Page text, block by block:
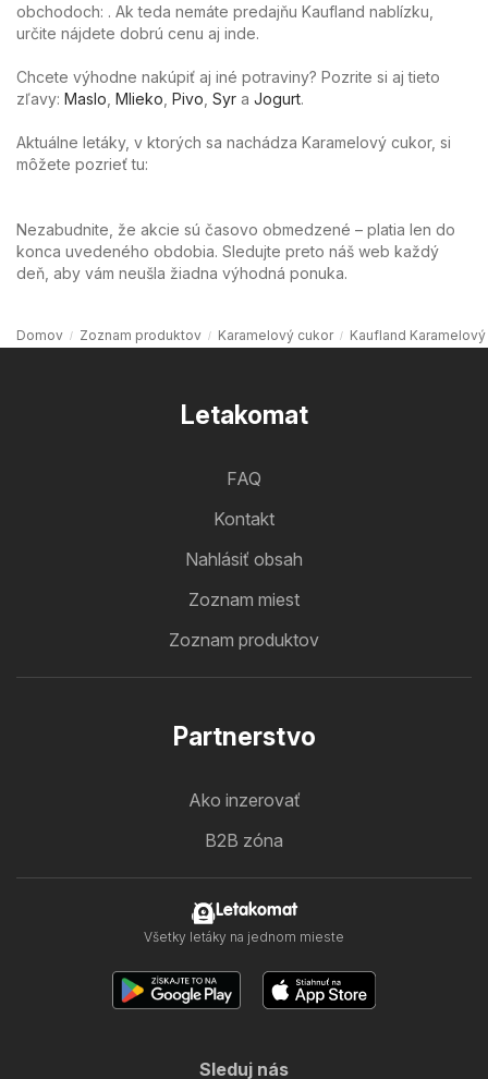
obchodoch: . Ak teda nemáte predajňu Kaufland nablízku,
určite nájdete dobrú cenu aj inde.
Chcete výhodne nakúpiť aj iné potraviny? Pozrite si aj tieto
zľavy: Maslo Mlieko Pivo Syr a Jogurt.
Aktuálne letáky, v ktorých sa nachádza Karamelový cukor, si
môžete pozrieť tu:
Nezabudnite, že akcie sú časovo obmedzené – platia len do
konca uvedeného obdobia. Sledujte preto náš web každý
deň, aby vám neušla žiadna výhodná ponuka.
Domov Zoznam produktov Karamelový cukor Kaufland
Letakomat
FAQ
Kontakt
Nahlásiť obsah
Zoznam miest
Zoznam produktov
Partnerstvo
Ako inzerovať
B2B zóna
Letakomat
Všetky letáky na jednom mieste
Sleduj nás